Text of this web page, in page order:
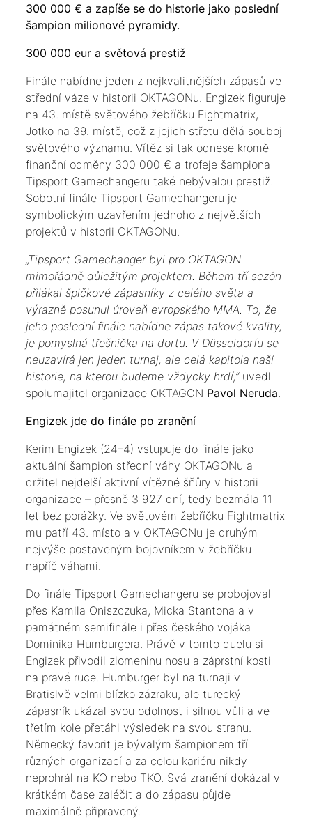
300 000 € a zapíše se do historie jako poslední
šampion milionové pyramidy.
300 000 eur a světová prestiž
Finále nabídne jeden z nejkvalitnějších zápasů ve
střední váze v historii OKTAGONu. Engizek figuruje
na 43. místě světového žebříčku Fightmatrix,
Jotko na 39. místě, což z jejich střetu dělá souboj
světového významu. Vítěz si tak odnese kromě
finanční odměny 300 000 € a trofeje šampiona
Tipsport Gamechangeru také nebývalou prestiž.
Sobotní finále Tipsport Gamechangeru je
symbolickým uzavřením jednoho z největších
projektů v historii OKTAGONu.
„Tipsport Gamechanger byl pro OKTAGON
mimořádně důležitým projektem. Během tří sezón
přilákal špičkové zápasníky z celého světa a
výrazně posunul úroveň evropského MMA. To, že
jeho poslední finále nabídne zápas takové kvality,
je pomyslná třešnička na dortu. V Düsseldorfu se
neuzavírá jen jeden turnaj, ale celá kapitola naší
historie, na kterou budeme vždycky hrdí,”uvedl
spolumajitel organizace OKTAGON Pavol Neruda
Engizek jde do finále po zranění
Kerim Engizek (24–4) vstupuje do finále jako
aktuální šampion střední váhy OKTAGONu a
držitel nejdelší aktivní vítězné šňůry v historii
organizace – přesně 3 927 dní, tedy bezmála 11
let bez porážky. Ve světovém žebříčku Fightmatrix
mu patří 43. místo a v OKTAGONu je druhým
nejvýše postaveným bojovníkem v žebříčku
napříč váhami.
Do finále Tipsport Gamechangeru se probojoval
přes Kamila Oniszczuka, Micka Stantona a v
památném semifinále i přes českého vojáka
Dominika Humburgera. Právě v tomto duelu si
Engizek přivodil zlomeninu nosu a záprstní kosti
na pravé ruce. Humburger byl na turnaji v
Bratislvě velmi blízko zázraku, ale turecký
zápasník ukázal svou odolnost i silnou vůli a ve
třetím kole přetáhl výsledek na svou stranu.
Německý favorit je bývalým šampionem tří
různých organizací a za celou kariéru nikdy
neprohrál na KO nebo TKO. Svá zranění dokázal v
krátkém čase zaléčit a do zápasu půjde
maximálně připravený.